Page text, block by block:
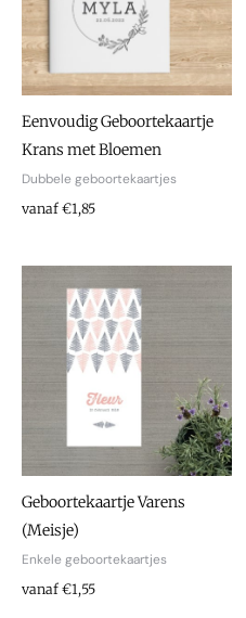
Eenvoudig Geboortekaartje
Krans met Bloemen
Dubbele geboortekaartjes
vanaf €1,85
Geboortekaartje Varens
(Meisje)
Enkele geboortekaartjes
vanaf €1,55